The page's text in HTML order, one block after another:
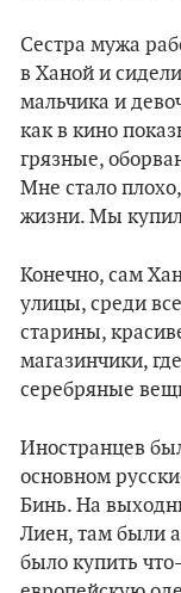
Сестра мужа
в Ханой и
мальчика и
как в кино
грязные,
Мне стало
жизни. Мы
Конечно, сам
улицы, среди
старины,
магазинчики,
серебряные
Иностранцев
основном
Бинь. На
Лиен, там были
было купить